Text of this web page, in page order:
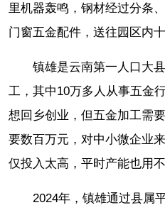
里机器轰鸣，钢材经过分条
门窗五金配件，送往园区内
镇雄是云南第一人口大
工，其中10万多人从事五金
想回乡创业，但五金加工需
要数百万元，对中小微企业
仅投入太高，平时产能也用不
2024年，镇雄通过县属